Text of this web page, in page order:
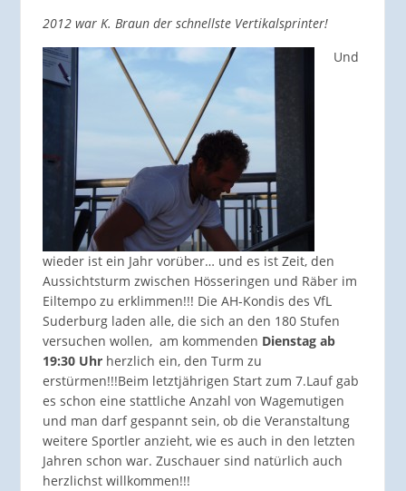
2012 war K. Braun der schnellste Vertikalsprinter!
Und
wieder ist ein Jahr vorüber… und es ist Zeit, den
Aussichtsturm zwischen Hösseringen und Räber im
Eiltempo zu erklimmen!!! Die AH-Kondis des VfL
Suderburg laden alle, die sich an den 180 Stufen
versuchen wollen, am kommenden Dienstag ab
19:30 Uhrherzlich ein, den Turm zu
erstürmen!!!Beim letztjährigen Start zum 7.Lauf gab
es schon eine stattliche Anzahl von Wagemutigen
und man darf gespannt sein, ob die Veranstaltung
weitere Sportler anzieht, wie es auch in den letzten
Jahren schon war. Zuschauer sind natürlich auch
herzlichst willkommen!!!